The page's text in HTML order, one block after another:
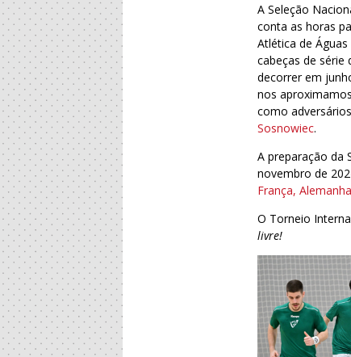
A Seleção
conta as horas
Atlética de
cabeças de série
decorrer em
nos
como
Sosnowiec.
A preparação da
novembro de
França, Alemanha
O Torneio
livre!